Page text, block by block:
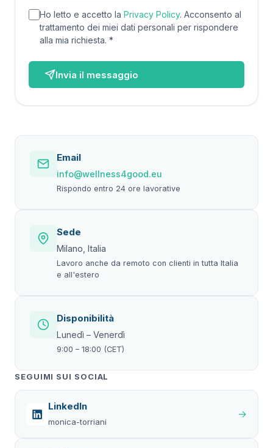
Ho letto e accetto la Privacy Policy. Acconsento al
trattamento dei miei dati personali per rispondere
alla mia richiesta. *
Invia il messaggio
Email
info@wellness4good.eu
Rispondo entro 24 ore lavorative
Sede
Milano, Italia
Lavoro anche da remoto con clienti in tutta Italia
e all'estero
Disponibilità
Lunedì – Venerdì
9:00 – 18:00 (CET)
SEGUIMI SUI SOCIAL
LinkedIn
monica-torriani
→